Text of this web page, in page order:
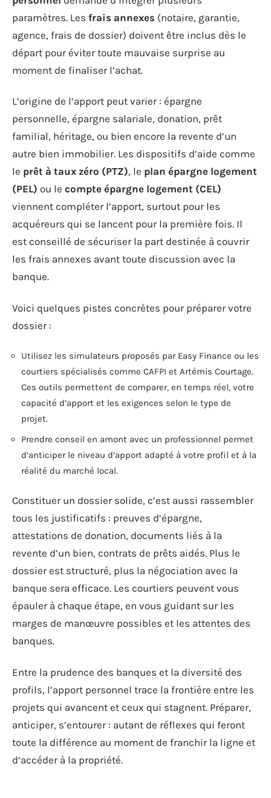
paramètres. Les frais annexes (notaire, garantie,
agence, frais de dossier) doivent être inclus dès le
départ pour éviter toute mauvaise surprise au
moment de finaliser l’achat.
L’origine de l’apport peut varier : épargne
personnelle, épargne salariale, donation, prêt
familial, héritage, ou bien encore la revente d’un
autre bien immobilier. Les dispositifs d’aide comme
le prêt à taux zéro (PTZ), le plan épargne logement
(PEL) ou le compte épargne logement (CEL)
viennent compléter l’apport, surtout pour les
acquéreurs qui se lancent pour la première fois. Il
est conseillé de sécuriser la part destinée à couvrir
les frais annexes avant toute discussion avec la
banque.
Voici quelques pistes concrètes pour préparer votre
dossier :
Utilisez les simulateurs proposés par Easy Finance ou les
courtiers spécialisés comme CAFPI et Artémis Courtage.
Ces outils permettent de comparer, en temps réel, votre
capacité d’apport et les exigences selon le type de
projet.
Prendre conseil en amont avec un professionnel permet
d’anticiper le niveau d’apport adapté à votre profil et à la
réalité du marché local.
Constituer un dossier solide, c’est aussi rassembler
tous les justificatifs : preuves d’épargne,
attestations de donation, documents liés à la
revente d’un bien, contrats de prêts aidés. Plus le
dossier est structuré, plus la négociation avec la
banque sera efficace. Les courtiers peuvent vous
épauler à chaque étape, en vous guidant sur les
marges de manœuvre possibles et les attentes des
banques.
Entre la prudence des banques et la diversité des
profils, l’apport personnel trace la frontière entre les
projets qui avancent et ceux qui stagnent. Préparer,
anticiper, s’entourer : autant de réflexes qui feront
toute la différence au moment de franchir la ligne et
d’accéder à la propriété.